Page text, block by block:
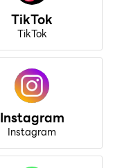
TikTok
TikTok
Instagram
Instagram